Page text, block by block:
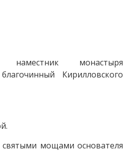
наместник монастыря
Кирилловского
мощами основателя